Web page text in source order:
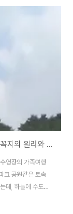
자동인줄 알았는
참고해 보시길 바
공중에 떠서 물이 흘러 내리는 공중부양 수도 꼭지의 원리와 비밀은?
영장의 가족여행
크 공원같은 토속
데, 하늘에 수도꼭
지 하실겁니